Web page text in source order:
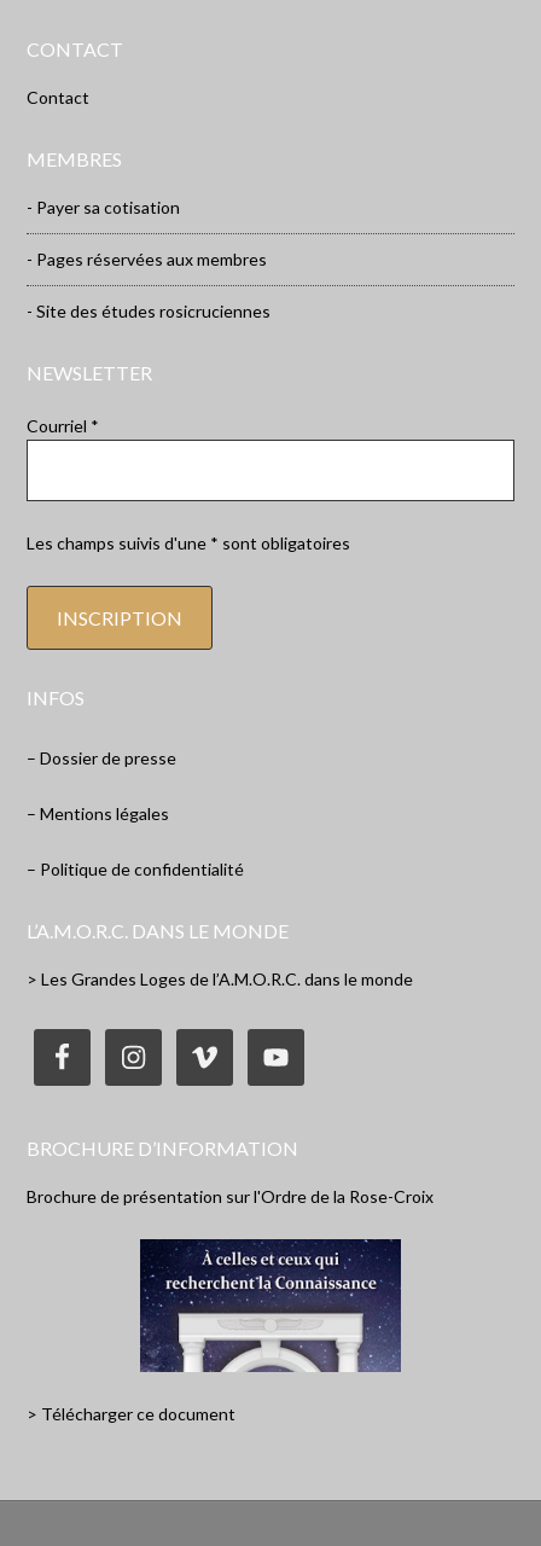
CONTACT
Contact
MEMBRES
- Payer sa cotisation
- Pages réservées aux membres
- Site des études rosicruciennes
NEWSLETTER
Courriel *
Les champs suivis d'une * sont obligatoires
INFOS
– Dossier de presse
– Mentions légales
– Politique de confidentialité
L’A.M.O.R.C. DANS LE MONDE
> Les Grandes Loges de l’A.M.O.R.C. dans le monde
BROCHURE D’INFORMATION
Brochure de présentation sur l'Ordre de la Rose-Croix
> Télécharger ce document